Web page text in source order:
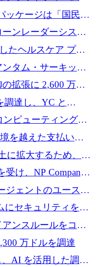
で 3,000 万ポンド
ッケージは「国民の
言ンレーダーシステ
に150万ユーロを調
たヘルスケア プラ
万ドルを投資
タム・サーキット
ポンドの資金調達
拡張に 2,600 万ド
調達し、YC と
AI 受信箱を立ち上
ピューティングの
で 1 億 1,500 万ユ
を越えた支払いを
ーロを確保
に拡大するため、25
万ドルのシリーズD
受け、NP Company
AI を推進するために
ドを確保
ジェントのユースケ
万ドルを調達
にセキュリティをも
を調達
ンスルールをコー
を調達万ドルを調達
、AI を活用した調達